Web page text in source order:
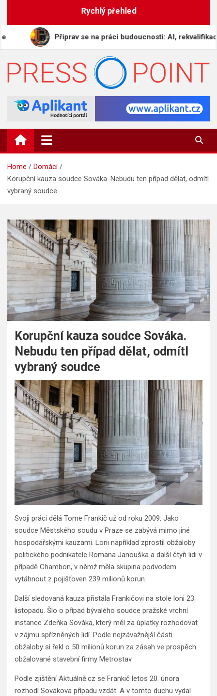
Rychlý přehled
Připrav se na práci budoucnosti: AI, rekvalifikace a
PRESS-POINT.CZ
Home
Domácí
Korupční kauza soudce Sováka. Nebudu ten případ dělat, odmítl
vybraný soudce
Korupční kauza soudce Sováka.
Nebudu ten případ dělat, odmítl
vybraný soudce
Svoji práci dělá Tome Frankič už od roku 2009. Jako
soudce Městského soudu v Praze se zabývá mimo jiné
hospodářskými kauzami. Loni například zprostil obžaloby
politického podnikatele Romana Janouška a další čtyři lidi v
případě Chambon, v němž měla skupina podvodem
vytáhnout z pojišťoven 239 milionů korun.
Další sledovaná kauza přistála Frankičovi na stole loni 23.
listopadu. Šlo o případ bývalého soudce pražské vrchní
instance Zdeňka Sováka, který měl za úplatky rozhodovat
v zájmu spřízněných lidí. Podle nejzávažnější části
obžaloby si řekl o 50 milionů korun za zásah ve prospěch
obžalované stavební firmy Metrostav.
Podle zjištění Aktuálně.cz se Frankič letos 20. února
rozhodl Sovákova případu vzdát. A v tomto duchu vydal